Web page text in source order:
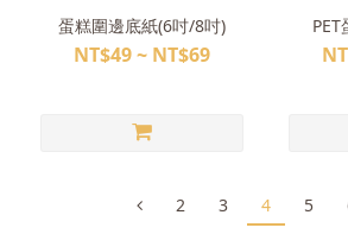
蛋糕圍邊底紙(6吋/8吋)
NT$49 ~ NT$69
2 3 4 5